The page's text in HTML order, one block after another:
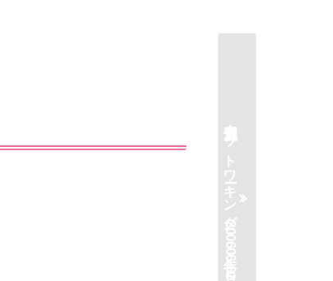
月刊流通ネットワーキング2006年06月-02